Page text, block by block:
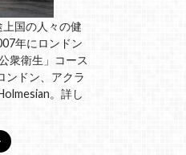
国の人々の健
年にロンドン
衆衛生」コース
ンドン、アクラ
。詳し